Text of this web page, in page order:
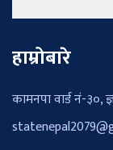
हाम्रोबारे
कामनपा वार्ड नं-३०,